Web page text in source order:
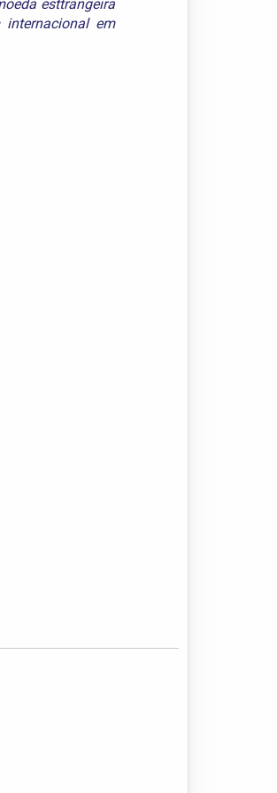
esttrangeira
internacional em